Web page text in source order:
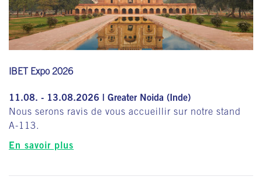
IBET Expo 2026
11.08. - 13.08.2026 | Greater Noida (Inde)
Nous serons ravis de vous accueillir sur notre stand
A-113.
En savoir plus